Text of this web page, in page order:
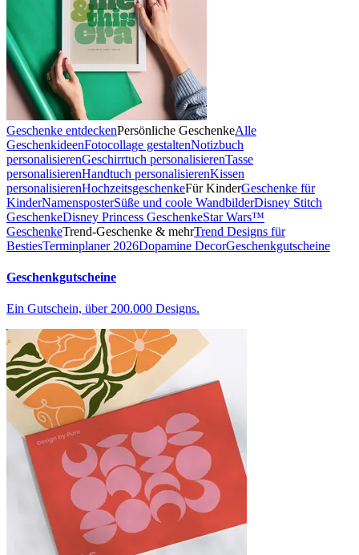
Geschenke entdeckenPersönliche GeschenkeAlle
GeschenkideenFotocollage gestaltenNotizbuch
personalisierenGeschirrtuch personalisierenTasse
personalisierenHandtuch personalisierenKissen
personalisierenHochzeitsgeschenkeFür KinderGeschenke für
KinderNamensposterSüße und coole WandbilderDisney Stitch
GeschenkeDisney Princess GeschenkeStar Wars™
GeschenkeTrend-Geschenke & mehrTrend Designs für
BestiesTerminplaner 2026Dopamine DecorGeschenkgutscheine
Geschenkgutscheine
Ein Gutschein, über 200.000 Designs.